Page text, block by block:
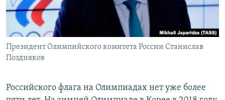
Президент Олимпийского комитета России Станислав
Поздняков
Российского флага на Олимпиадах нет уже более